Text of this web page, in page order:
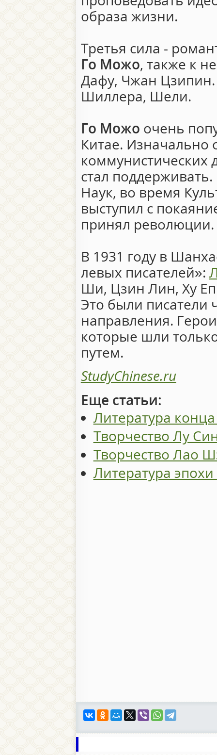
образа жизни.
Третья сила -
Го Можо, также к
Дафу, Чжан Цзипин.
Шиллера, Шели.
Го Можо очень
Китае. Изначально
коммунистических
стал
Наук, во время
выступил с
принял революции.
В 1931 году в
левых писателей»:
Ши, Цзин Лин, Ху
Это были писатели
направления.
которые шли
путем.
StudyChinese.ru
Еще статьи:
Литература
Творчество Лу
Творчество Лао
Литература